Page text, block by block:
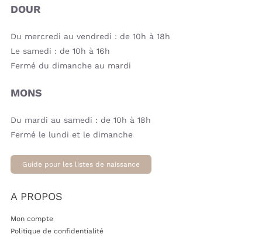
DOUR
Du mercredi au vendredi : de 10h à 18h
Le samedi : de 10h à 16h
Fermé du dimanche au mardi
MONS
Du mardi au samedi : de 10h à 18h
Fermé le lundi et le dimanche
Guide pour les listes de naissance
A PROPOS
Mon compte
Politique de confidentialité